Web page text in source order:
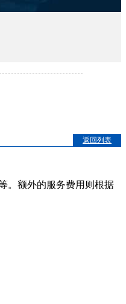
返回列表
。额外的服务费用则根据